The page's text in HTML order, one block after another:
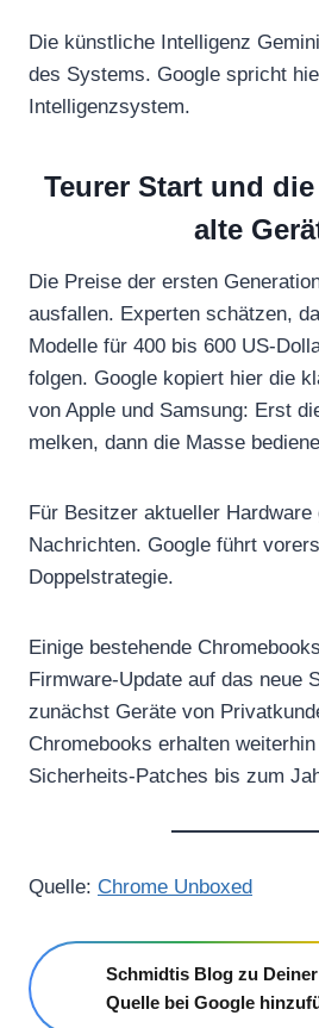
Die künstliche Intelligenz
des Systems. Google spricht
Intelligenzsystem.
Teurer Start und
alte
Die Preise der ersten
ausfallen. Experten schätzen,
Modelle für 400 bis 600 US-
folgen. Google kopiert hier die
von Apple und Samsung: Erst
melken, dann die Masse
Für Besitzer aktueller Hardware
Nachrichten. Google führt
Doppelstrategie.
Einige bestehende
Firmware-Update auf das neue
zunächst Geräte von
Chromebooks erhalten
Sicherheits-Patches bis zum
Quelle: Chrome Unboxed
Schmidtis Blog zu
Quelle bei Google